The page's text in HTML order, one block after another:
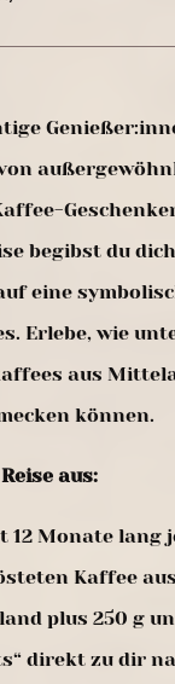
begibst du
eine
Erlebe, wie
aus
können.
aus:
12 Monate lang
Kaffee
plus 250 g
direkt zu dir